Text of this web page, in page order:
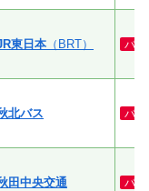
東日本 （BRT） バ
北バス バ
田中央交通 バ